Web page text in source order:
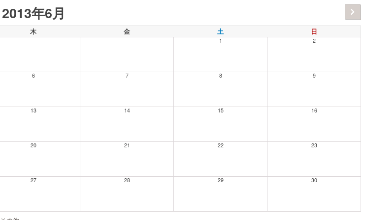
2013年6月
木 金 土 日
1 2
6 7 8 9
13 14 15 16
20 21 22 23
27 28 29 30